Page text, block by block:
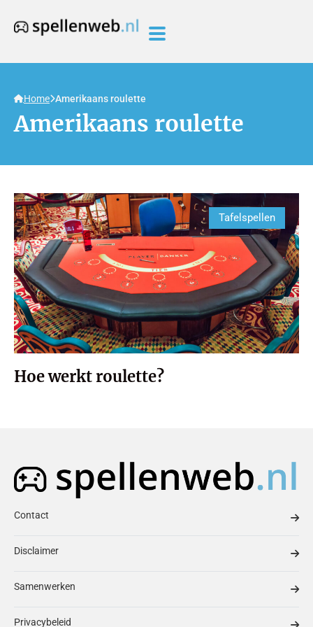
Home Amerikaans roulette
Amerikaans roulette
Tafelspellen
Hoe werkt roulette?
Contact
Disclaimer
Samenwerken
Privacybeleid